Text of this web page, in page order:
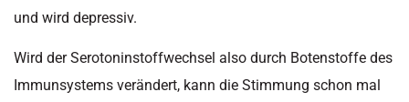
und wird depressiv.
Wird der Serotoninstoffwechsel also durch Botenstoffe des
Immunsystems verändert, kann die Stimmung schon mal